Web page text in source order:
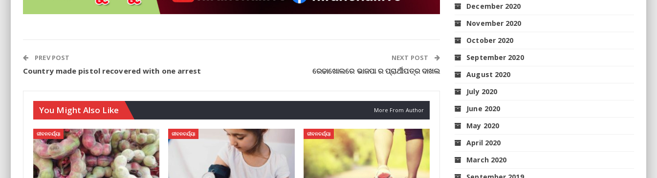
PREV POST
Country made pistol recovered with one arrest
NEXT POST
ରେଢାଖୋଲରେ ଭାଜପା ର ପ୍ରାର୍ଥୀପତ୍ର ଦାଖଲ
You Might Also Like More From Author
ଜୀବନଚର୍ଯ୍ୟା ଜୀବନଚର୍ଯ୍ୟା ଜୀବନଚର୍ଯ୍ୟା
December 2020
November 2020
October 2020
September 2020
August 2020
July 2020
June 2020
May 2020
April 2020
March 2020